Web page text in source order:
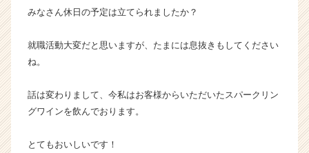
ャ
ア
e
r
a
みなさん休日の予定は立てられましたか？
就職活動大変だと思いますが、たまには息抜きもしてください
ね。
話は変わりまして、今私はお客様からいただいたスパークリン
グワインを飲んでおります。
とてもおいしいです！